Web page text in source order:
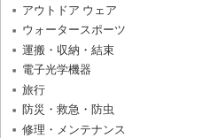
アウトドア ウェア
ウォータースポーツ
運搬・収納・結束
電子光学機器
旅行
防災・救急・防虫
修理・メンテナンス